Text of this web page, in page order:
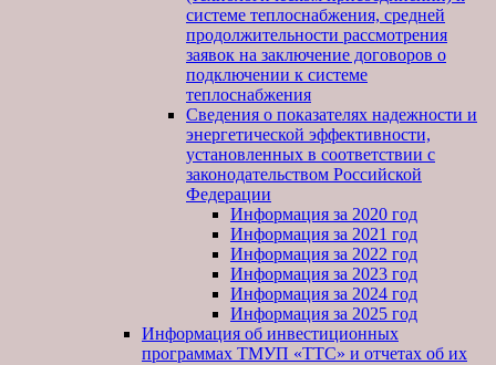
системе теплоснабжения, средней
продолжительности рассмотрения
заявок на заключение договоров о
подключении к системе
теплоснабжения
Сведения о показателях надежности и
энергетической эффективности,
установленных в соответствии с
законодательством Российской
Федерации
Информация за 2020 год
Информация за 2021 год
Информация за 2022 год
Информация за 2023 год
Информация за 2024 год
Информация за 2025 год
Информация об инвестиционных
программах ТМУП «ТТС» и отчетах об их